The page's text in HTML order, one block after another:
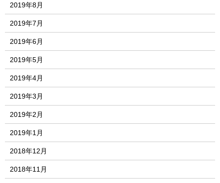
2019年8月
2019年7月
2019年6月
2019年5月
2019年4月
2019年3月
2019年2月
2019年1月
2018年12月
2018年11月